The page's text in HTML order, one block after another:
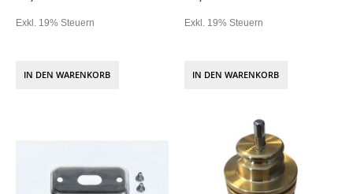
Exkl. 19% Steuern
IN DEN WARENKORB
Exkl. 19% Steuern
IN DEN WARENKORB